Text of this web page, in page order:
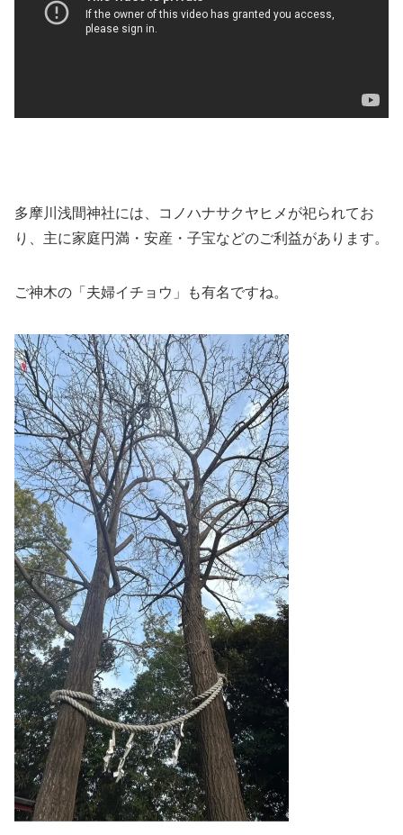
多摩川浅間神社には、コノハナサクヤヒメが祀られてお
り、主に家庭円満・安産・子宝などのご利益があります。
ご神木の「夫婦イチョウ」も有名ですね。